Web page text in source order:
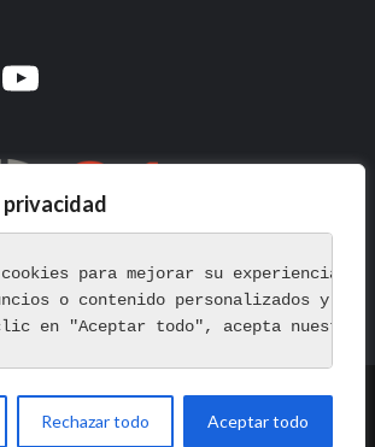
para mejorar su experiencia
o contenido personalizados y
en "Aceptar todo", acepta nuestro
Rechazar todo Aceptar todo
Todos los derechos reservados.
CoverNewspor AF themes.